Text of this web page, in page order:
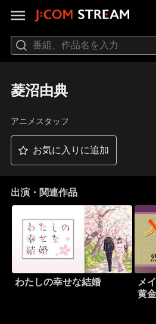
菱沼由典
アニメスタッフ
お気に入りに追加
出演・関連作品
わたしの幸せな結婚
メ
黄